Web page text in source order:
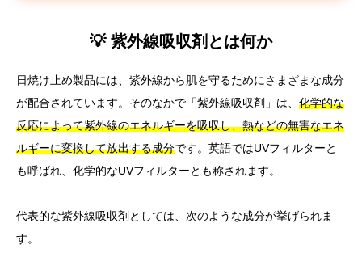
💡 紫外線吸収剤とは何か
日焼け止め製品には、紫外線から肌を守るためにさまざまな成分
が配合されています。そのなかで「紫外線吸収剤」は、 化学的な
反応によって紫外線のエネルギーを吸収し、熱などの無害なエネ
ルギーに変換して放出する成分です。英語ではUVフィルターと
も呼ばれ、化学的なUVフィルターとも称されます。
代表的な紫外線吸収剤としては、次のような成分が挙げられま
す。